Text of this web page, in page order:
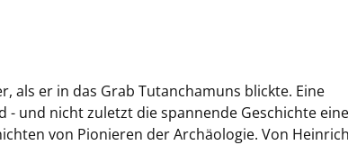
als er in das Grab Tutanchamuns blickte. Eine
und nicht zuletzt die spannende Geschichte
von Pionieren der Archäologie. Von Heinrich